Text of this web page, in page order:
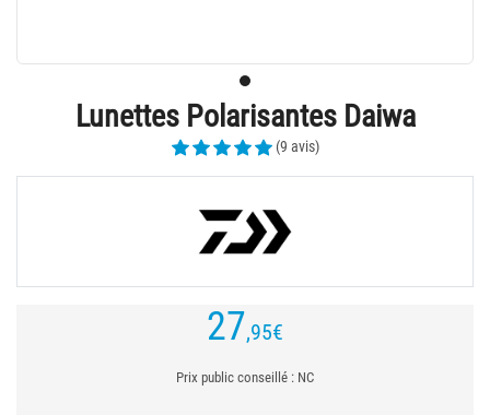
Lunettes Polarisantes Daiwa
(9 avis)
27,95€
Prix public conseillé : NC